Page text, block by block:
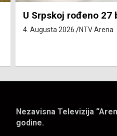
Isključenja vode –
avgust
Nezavisna Televizija
godine.